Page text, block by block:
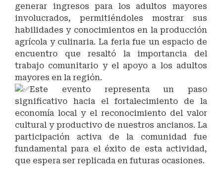
generar ingresos para los adultos mayores
involucrados, permitiéndoles mostrar sus
habilidades y conocimientos en la producción
agrícola y culinaria. La feria fue un espacio de
encuentro que resaltó la importancia del
trabajo comunitario y el apoyo a los adultos
mayores en la región.
Este evento representa un paso
significativo hacia el fortalecimiento de la
economía local y el reconocimiento del valor
cultural y productivo de nuestros ancianos. La
participación activa de la comunidad fue
fundamental para el éxito de esta actividad,
que espera ser replicada en futuras ocasiones.